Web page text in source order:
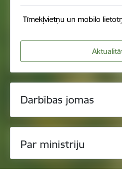
Tīmekļvietņu un mobilo
Darbības jomas
Par ministriju